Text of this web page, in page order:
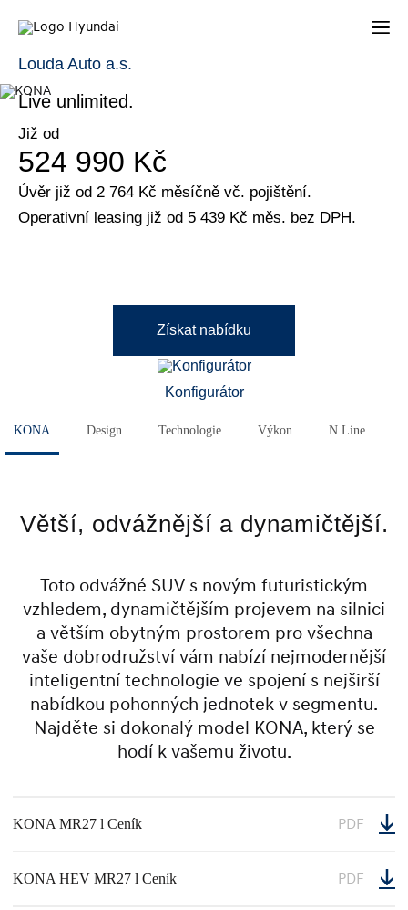
Louda Auto a.s.
KONA
Live unlimited.
Již od
524 990 Kč
Úvěr již od 2 764 Kč měsíčně vč. pojištění.
Operativní leasing již od 5 439 Kč měs. bez DPH.
KONA Design Technologie Výkon N Line
Konfigurátor
Získat nabídku
Větší, odvážnější a dynamičtější.
Toto odvážné SUV s novým futuristickým
vzhledem, dynamičtějším projevem na silnici
a větším obytným prostorem pro všechna
vaše dobrodružství vám nabízí nejmodernější
inteligentní technologie ve spojení s nejširší
nabídkou pohonných jednotek v segmentu.
Najděte si dokonalý model KONA, který se
hodí k vašemu životu.
KONA MR27 l Ceník PDF
KONA HEV MR27 l Ceník PDF